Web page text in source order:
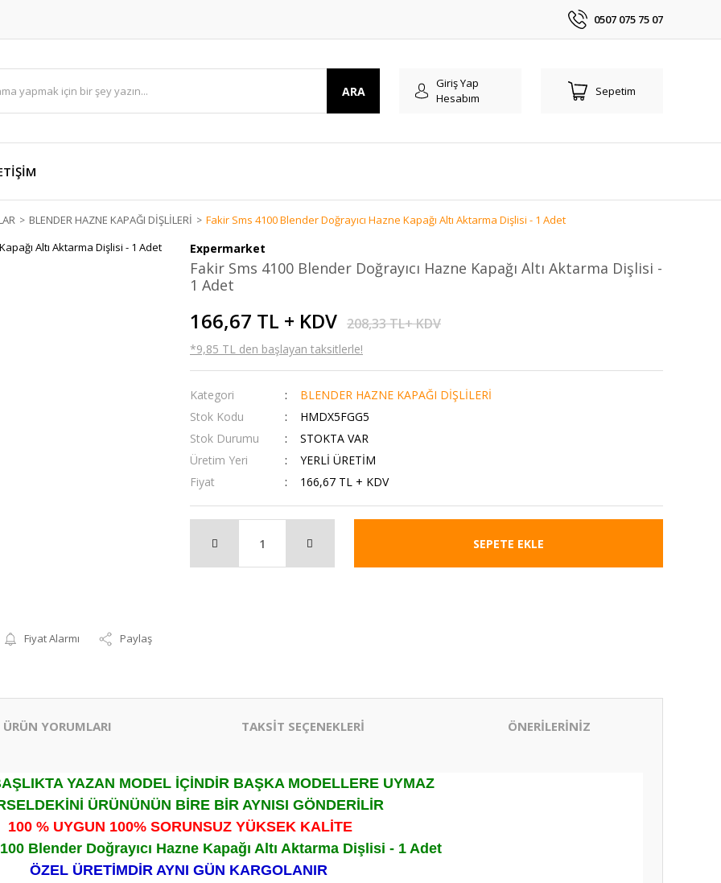
0507 075 75 07
ARA
Giriş Yap
Hesabım
Sepetim
BLENDER HAZNE KAPAĞI DİŞLİLERİ Fakir Sms 4100 Blender Doğrayıcı Hazne Kapağı Altı Aktarma Dişlisi - 1 Adet
Fiyat Alarmı Paylaş
Expermarket
Fakir Sms 4100 Blender Doğrayıcı Hazne Kapağı Altı Aktarma Dişlisi -
1 Adet
166,67 TL + KDV 208,33 TL+ KDV
*9,85 TL den başlayan taksitlerle!
Kategori
BLENDER HAZNE KAPAĞI DİŞLİLERİ
Stok Kodu
HMDX5FGG5
Stok Durumu
STOKTA VAR
Üretim Yeri
YERLİ ÜRETİM
Fiyat
166,67 TL + KDV
SEPETE EKLE
ÜRÜN YORUMLARI TAKSİT SEÇENEKLERİ ÖNERİLERİNİZ
YAZAN MODEL İÇİNDİR BAŞKA MODELLERE UYMAZ
ÜRÜNÜNÜN BİRE BİR AYNISI GÖNDERİLİR
100 % UYGUN 100% SORUNSUZ YÜKSEK KALİTE
Blender Doğrayıcı Hazne Kapağı Altı Aktarma Dişlisi - 1 Adet
ÖZEL ÜRETİMDİR AYNI GÜN KARGOLANIR